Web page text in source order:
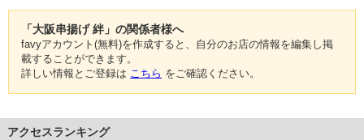
「大阪串揚げ 絆」の関係者様へ
favyアカウント(無料)を作成すると、自分のお店の情報を編集し掲
載することができます。
詳しい情報とご登録は こちら をご確認ください。
アクセスランキング